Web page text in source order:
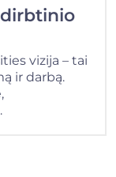
vizija – tai
ir darbą.